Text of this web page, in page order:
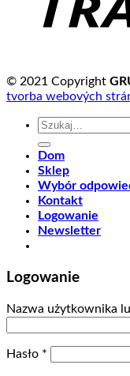
© 2021 Copyright
tvorba webových
Szukaj:
Dom
Sklep
Wybór
Kontakt
Logowanie
Newsletter
Logowanie
Nazwa użytkownika
Hasło *